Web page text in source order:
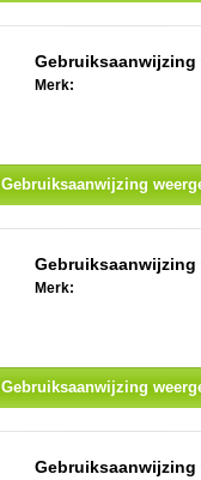
Merk:
Gebruiksaanwijzing
Merk:
Gebruiksaanwijzing